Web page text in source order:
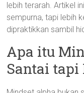
lebih terarah. Artikel
sempurna, tapi lebih
dipraktikkan sambil
Apa itu
Santai tapi